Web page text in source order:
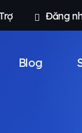
Đăng
Blog